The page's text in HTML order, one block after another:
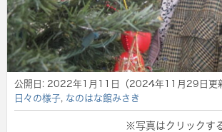
公開日: 2022年1月11日 （2024年11月29日更
日々の様子, なのはな館みさき
※写真はクリックす